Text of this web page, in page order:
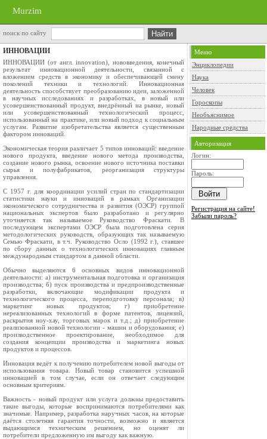
Murzim
поиск по сайту
ИННОВАЦИИ
ИННОВАЦИИ (от англ. innovation), нововведения, конечный
результат инновационной деятельности, связанной с
вложением средств в экономику и обеспечивающей смену
поколений техники и технологий. Инновационная
деятельность способствует преобразованию идеи, заложенной
в научных исследованиях и разработках, в новый или
усовершенствованный продукт, внедрённый на рынке, новый
или усовершенствованный технологический процесс,
использованный на практике, или новый подход к социальным
услугам. Развитие изобретательства является существенным
фактором инноваций.
Экономическая теория различает 5 типов инноваций: введение
нового продукта, введение нового метода производства,
создание нового рынка, освоение нового источника поставки
сырья и полуфабрикатов, реорганизация структуры
управления.
С 1957 г. для координации усилий стран по стандартизации
статистики науки и инноваций в рамках Организации
экономического сотрудничества и развития (ОЭСР) группой
национальных экспертов было разработано и регулярно
уточняется так называемое Руководство Фраскати. В
последующем экспертами ОЭСР была подготовлена серия
методологических руководств, образующих так называемую
Семью Фраскати, в т.ч. Руководство Осло (1992 г.), ставшее
по сбору данных о технологических инновациях главным
международным стандартом в данной области.
Обычно выделяются 6 основных видов инновационной
деятельности: а) инструментальная подготовка и организация
производства; б) пуск производства и предпроизводственные
разработки, включающие модификации продукта и
технологического процесса, переподготовку персонала; в)
маркетинг новых продуктов; г) приобретение
нереализованных технологий в форме патентов, лицензий,
раскрытия ноу-хау, торговых марок и т.д.; д) приобретение
реализованной новой технологии - машин и оборудования; е)
производственное проектирование, необходимое для
создания концепции производства и маркетинга новых
продуктов и процессов.
Инновация ведёт к получению потребителем новой выгоды от
использования товара. Новый товар становится успешной
инновацией в том случае, если он отвечает следующим
основным критериям.
Важность - новый продукт или услуга должны предоставить
такие выгоды, которые воспринимаются потребителями как
значимые. Например, разработка наручных часов, на которые
даётся столетняя гарантия точности, возможно и является
выдающимся техническим решением, но оценят ли
потребители предложенную им выгоду как важную.
Меню
Энциклопедии
Наука
Человек
Гороскопы
Необъяснимое
Народные средства
Авторизация
Логин:
Пароль:
Регистрация на сайте!
Забыли пароль?